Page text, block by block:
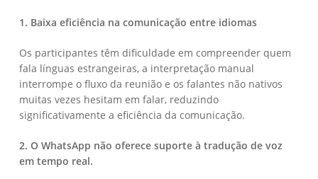
1. Baixa eficiência na comunicação entre idiomas
Os participantes têm dificuldade em compreender quem
fala línguas estrangeiras, a interpretação manual
interrompe o fluxo da reunião e os falantes não nativos
muitas vezes hesitam em falar, reduzindo
significativamente a eficiência da comunicação.
2. O WhatsApp não oferece suporte à tradução de voz
em tempo real.